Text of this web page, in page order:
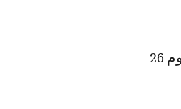
ومن المقرر أن يكشف الناخب الوطني، محمد وهبي عن القائمة النهائية يوم 26